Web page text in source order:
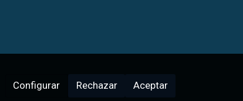
Configurar Rechazar Aceptar